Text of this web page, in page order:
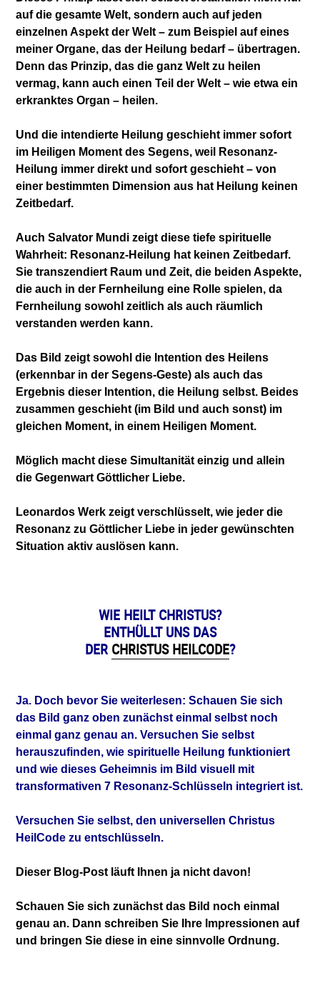
auf die gesamte Welt, sondern auch auf jeden
einzelnen Aspekt der Welt – zum Beispiel auf eines
meiner Organe, das der Heilung bedarf – übertragen.
Denn das Prinzip, das die ganz Welt zu heilen
vermag, kann auch einen Teil der Welt – wie etwa ein
erkranktes Organ – heilen.
Und die intendierte Heilung geschieht immer sofort
im Heiligen Moment des Segens, weil Resonanz-
Heilung immer direkt und sofort geschieht – von
einer bestimmten Dimension aus hat Heilung keinen
Zeitbedarf.
Auch Salvator Mundi zeigt diese tiefe spirituelle
Wahrheit: Resonanz-Heilung hat keinen Zeitbedarf.
Sie transzendiert Raum und Zeit, die beiden Aspekte,
die auch in der Fernheilung eine Rolle spielen, da
Fernheilung sowohl zeitlich als auch räumlich
verstanden werden kann.
Das Bild zeigt sowohl die Intention des Heilens
(erkennbar in der Segens-Geste) als auch das
Ergebnis dieser Intention, die Heilung selbst. Beides
zusammen geschieht (im Bild und auch sonst) im
gleichen Moment, in einem Heiligen Moment.
Möglich macht diese Simultanität einzig und allein
die Gegenwart Göttlicher Liebe.
Leonardos Werk zeigt verschlüsselt, wie jeder die
Resonanz zu Göttlicher Liebe in jeder gewünschten
Situation aktiv auslösen kann.
WIE HEILT CHRISTUS?
ENTHÜLLT UNS DAS
DER CHRISTUS HEILCODE?
Ja. Doch bevor Sie weiterlesen: Schauen Sie sich
das Bild ganz oben zunächst einmal selbst noch
einmal ganz genau an. Versuchen Sie selbst
herauszufinden, wie spirituelle Heilung funktioniert
und wie dieses Geheimnis im Bild visuell mit
transformativen 7 Resonanz-Schlüsseln integriert ist.
Versuchen Sie selbst, den universellen Christus
HeilCode zu entschlüsseln.
Dieser Blog-Post läuft Ihnen ja nicht davon!
Schauen Sie sich zunächst das Bild noch einmal
genau an. Dann schreiben Sie Ihre Impressionen auf
und bringen Sie diese in eine sinnvolle Ordnung.